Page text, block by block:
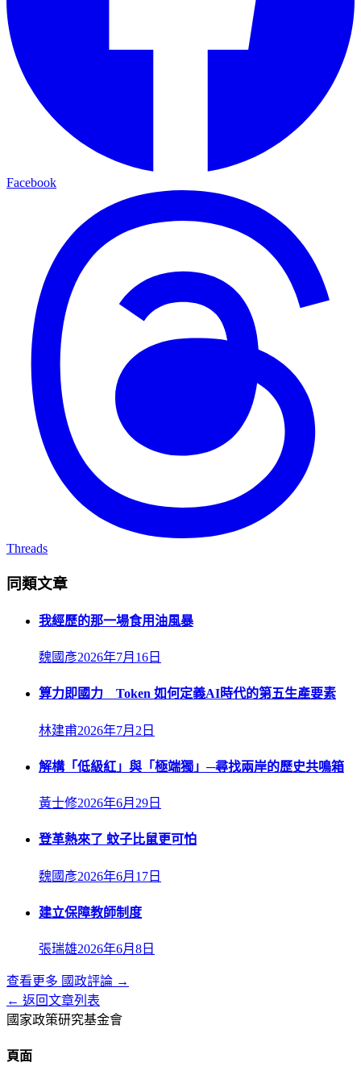
Facebook
Threads
同類文章
我經歷的那一場食用油風暴
魏國彥2026年7月16日
算力即國力 Token 如何定義AI時代的第五生產要素
林建甫2026年7月2日
解構「低級紅」與「極端獨」─尋找兩岸的歷史共鳴箱
黃士修2026年6月29日
登革熱來了 蚊子比鼠更可怕
魏國彥2026年6月17日
建立保障教師制度
張瑞雄2026年6月8日
查看更多 國政評論 →
← 返回文章列表
國家政策研究基金會
頁面